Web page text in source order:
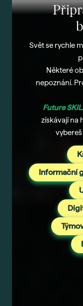
Svět se rychle
Některé
nepoznání.
Future
získávají na
Informační